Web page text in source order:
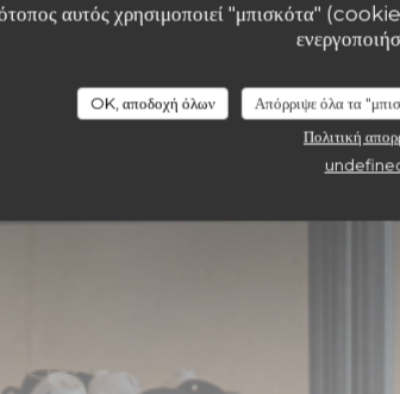
αυτός χρησιμοποιεί "μπισκότα"
OK, αποδοχή όλων Απόρριψε όλα τα
Πολιτική
ΠΙΤΣΑΡΊΑ
La